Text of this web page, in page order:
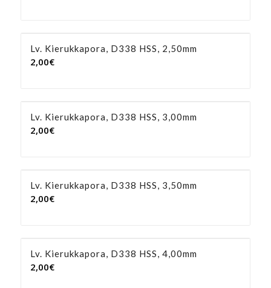
Lv. Kierukkapora, D338 HSS, 2,50mm
2,00€
Lv. Kierukkapora, D338 HSS, 3,00mm
2,00€
Lv. Kierukkapora, D338 HSS, 3,50mm
2,00€
Lv. Kierukkapora, D338 HSS, 4,00mm
2,00€